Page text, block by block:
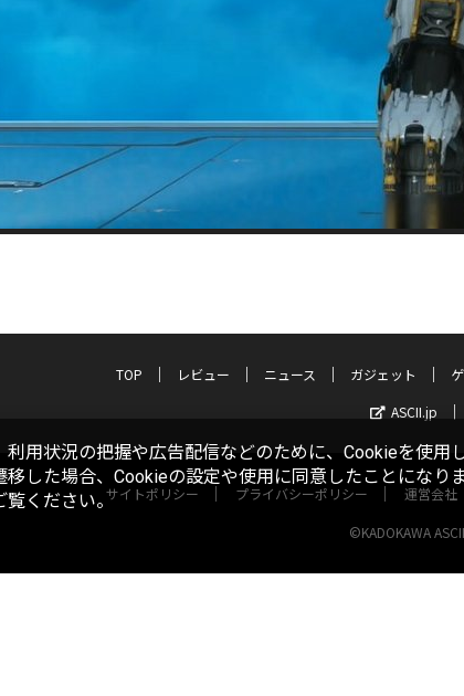
TOP レビュー ニュース ガジェット
ASCII.jp
サイトポリシー プライバシーポリシー 運営会社
©KADOKAWA
利用状況の把握や広告配信などのために、Cookieを使用
移した場合、Cookieの設定や使用に同意したことになり
覧ください。